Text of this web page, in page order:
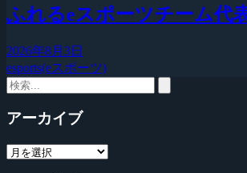
ふれるeスポーツチーム代
2026年8月3日
esports(eスポーツ)
アーカイブ